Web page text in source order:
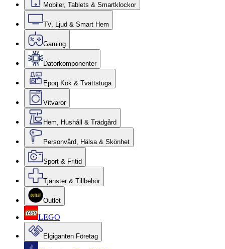
Mobiler, Tablets & Smartklockor
TV, Ljud & Smart Hem
Gaming
Datorkomponenter
Epoq Kök & Tvättstuga
Vitvaror
Hem, Hushåll & Trädgård
Personvård, Hälsa & Skönhet
Sport & Fritid
Tjänster & Tillbehör
Outlet
LEGO
Elgiganten Företag